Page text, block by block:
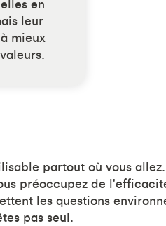
en
leur
mieux
partout où vous
préoccupez de
les questions
pas seul.